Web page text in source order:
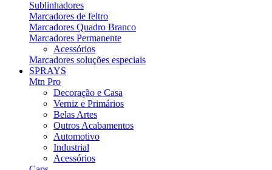
Sublinhadores
Marcadores de feltro
Marcadores Quadro Branco
Marcadores Permanente
Acessórios
Marcadores soluções especiais
SPRAYS
Mtn Pro
Decoração e Casa
Verniz e Primários
Belas Artes
Outros Acabamentos
Automotivo
Industrial
Acessórios